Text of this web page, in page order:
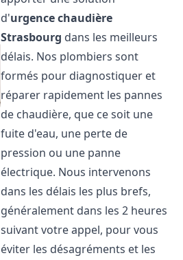
d'urgence chaudière
Strasbourg dans les meilleurs
délais. Nos plombiers sont
formés pour diagnostiquer et
réparer rapidement les pannes
de chaudière, que ce soit une
fuite d'eau, une perte de
pression ou une panne
électrique. Nous intervenons
dans les délais les plus brefs,
généralement dans les 2 heures
suivant votre appel, pour vous
éviter les désagréments et les